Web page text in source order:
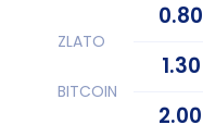
0.80
ZLATO
1.30
BITCOIN
2.00